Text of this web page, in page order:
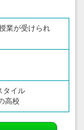
業が受けられ
タイル
高校